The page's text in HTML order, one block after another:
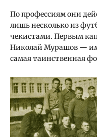
По профессиям они
лишь несколько из
чекистами. Первым
Николай Мурашов —
самая таинственная